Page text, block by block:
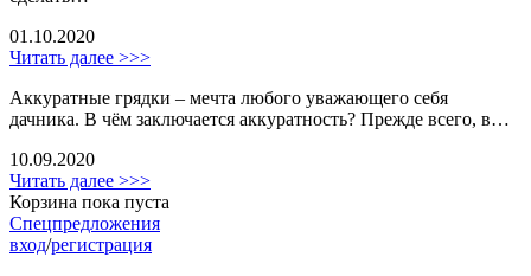
01.10.2020
Читать далее >>>
Аккуратные грядки – мечта любого уважающего себя
дачника. В чём заключается аккуратность? Прежде всего, в…
10.09.2020
Читать далее >>>
Корзина пока пуста
Спецпредложения
вход/регистрация